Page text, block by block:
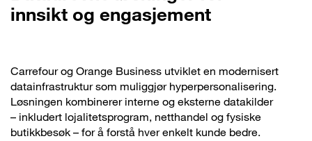
innsikt og engasjement
Carrefour og Orange Business utviklet en modernisert
datainfrastruktur som muliggjør hyperpersonalisering.
Løsningen kombinerer interne og eksterne datakilder
– inkludert lojalitetsprogram, netthandel og fysiske
butikkbesøk – for å forstå hver enkelt kunde bedre.